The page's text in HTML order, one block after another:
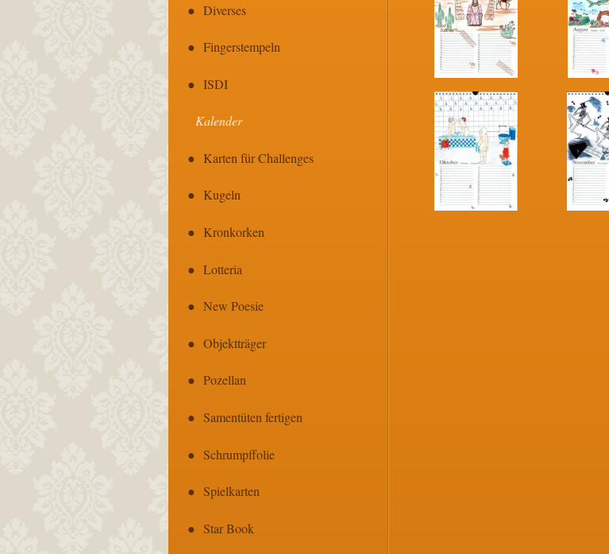
Diverses
Fingerstempeln
ISDI
Kalender
Karten für Challenges
Kugeln
Kronkorken
Lotteria
New Poesie
Objektträger
Pozellan
Samentüten fertigen
Schrumpffolie
Spielkarten
Star Book